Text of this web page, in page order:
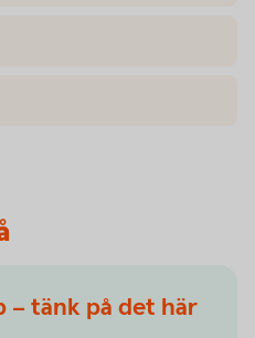
– tänk på det här